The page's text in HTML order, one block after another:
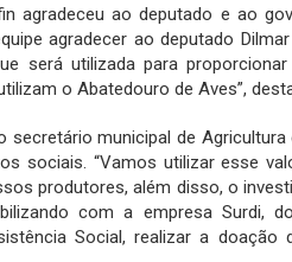
agradeceu ao deputado e ao
agradecer ao deputado
será utilizada para
o Abatedouro de Aves”,
secretário municipal de
sociais. “Vamos utilizar esse
produtores, além disso, o
com a empresa Surdi,
Social, realizar a